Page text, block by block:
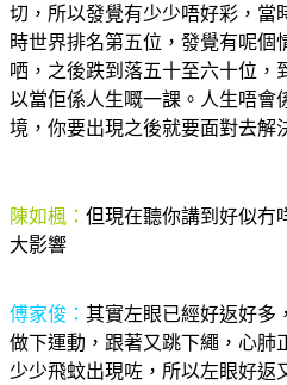
切，所以發覺有少少唔好彩，當
時世界排名第五位，發覺有呢個
哂，之後跌到落五十至六十位，
以當佢係人生嘅一課。人生唔會
境，你要出現之後就要面對去解
陳如楓： 但現在聽你講到好似冇
大影響
傅家俊： 其實左眼已經好返好多
做下運動，跟著又跳下繩，心肺
少少飛蚊出現咗，所以左眼好返